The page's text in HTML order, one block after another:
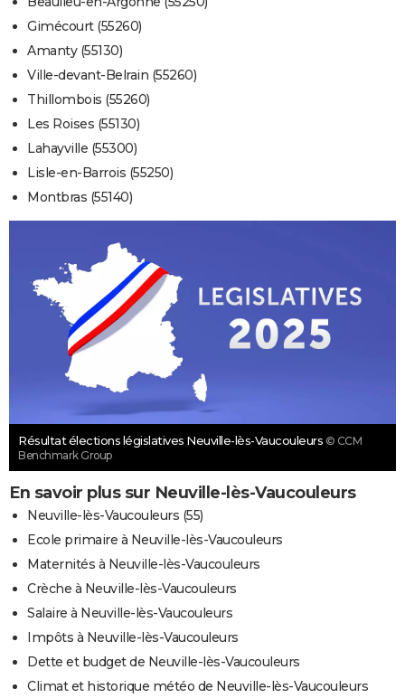
Gimécourt (55260)
Amanty (55130)
Ville-devant-Belrain (55260)
Thillombois (55260)
Les Roises (55130)
Lahayville (55300)
Lisle-en-Barrois (55250)
Montbras (55140)
Résultat élections législatives Neuville-lès-Vaucouleurs © CCM
Benchmark Group
En savoir plus sur Neuville-lès-Vaucouleurs
Neuville-lès-Vaucouleurs (55)
Ecole primaire à Neuville-lès-Vaucouleurs
Maternités à Neuville-lès-Vaucouleurs
Crèche à Neuville-lès-Vaucouleurs
Salaire à Neuville-lès-Vaucouleurs
Impôts à Neuville-lès-Vaucouleurs
Dette et budget de Neuville-lès-Vaucouleurs
Climat et historique météo de Neuville-lès-Vaucouleurs